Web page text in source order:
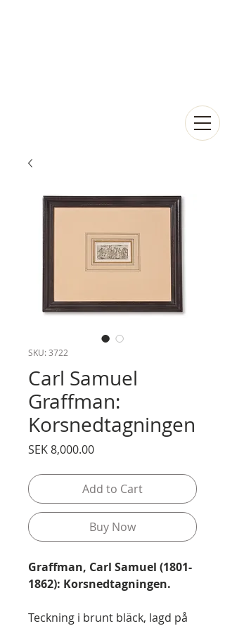
SKU: 3722
Carl Samuel
Graffman:
Korsnedtagningen
SEK 8,000.00Price
Add to Cart
Buy Now
Graffman, Carl Samuel (1801-
1862): Korsnedtagningen.
Teckning i brunt bläck, lagd på